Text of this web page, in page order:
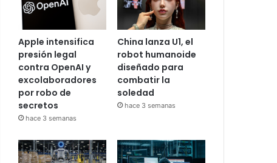
Apple intensifica
presión legal
contra OpenAI y
excolaboradores
por robo de
secretos
hace 3 semanas
China lanza U1, el
robot humanoide
diseñado para
combatir la
soledad
hace 3 semanas